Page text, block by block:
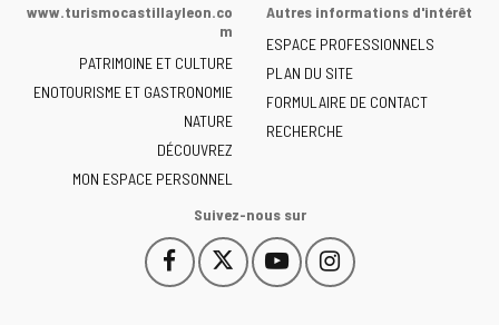
la
de
Castilla
y
León
-
www.turismocastillayleon.co
m
PATRIMOINE ET CULTURE
ENOTOURISME ET GASTRONOMIE
NATURE
DÉCOUVREZ
MON ESPACE PERSONNEL
Autres informations d'intérêt
ESPACE PROFESSIONNELS
PLAN DU SITE
FORMULAIRE DE CONTACT
RECHERCHE
Suivez-nous sur
Facebook
Este
enlace
Este
enlace
YouTube
Este
enlace
Instagram
Este
enlace